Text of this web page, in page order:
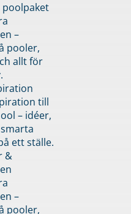
–
pooler,
allt för
till
– idéer,
ett ställe.
&
–
pooler,